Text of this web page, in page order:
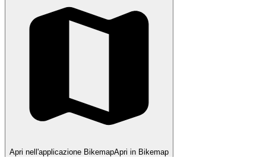
Apri nell'applicazione BikemapApri in Bikemap